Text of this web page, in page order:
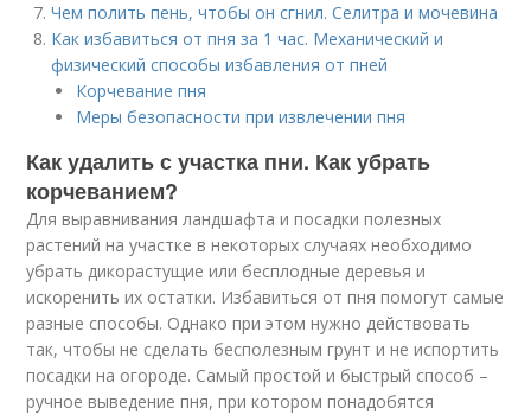
Чем полить пень, чтобы он сгнил. Селитра и мочевина
Как избавиться от пня за 1 час. Механический и
физический способы избавления от пней
Корчевание пня
Меры безопасности при извлечении пня
Как удалить с участка пни. Как убрать
корчеванием?
Для выравнивания ландшафта и посадки полезных
растений на участке в некоторых случаях необходимо
убрать дикорастущие или бесплодные деревья и
искоренить их остатки. Избавиться от пня помогут самые
разные способы. Однако при этом нужно действовать
так, чтобы не сделать бесполезным грунт и не испортить
посадки на огороде. Самый простой и быстрый способ –
ручное выведение пня, при котором понадобятся